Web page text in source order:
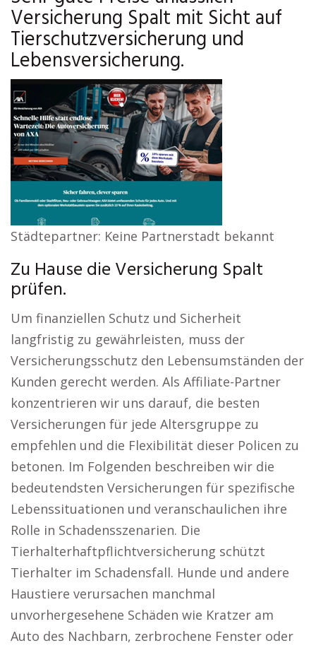
Versicherung Spalt mit Sicht auf
Tierschutzversicherung und
Lebensversicherung.
Städtepartner: Keine Partnerstadt bekannt
Zu Hause die Versicherung Spalt
prüfen.
Um finanziellen Schutz und Sicherheit
langfristig zu gewährleisten, muss der
Versicherungsschutz den Lebensumständen der
Kunden gerecht werden. Als Affiliate-Partner
konzentrieren wir uns darauf, die besten
Versicherungen für jede Altersgruppe zu
empfehlen und die Flexibilität dieser Policen zu
betonen. Im Folgenden beschreiben wir die
bedeutendsten Versicherungen für spezifische
Lebenssituationen und veranschaulichen ihre
Rolle in Schadensszenarien. Die
Tierhalterhaftpflichtversicherung schützt
Tierhalter im Schadensfall. Hunde und andere
Haustiere verursachen manchmal
unvorhergesehene Schäden wie Kratzer am
Auto des Nachbarn, zerbrochene Fenster oder